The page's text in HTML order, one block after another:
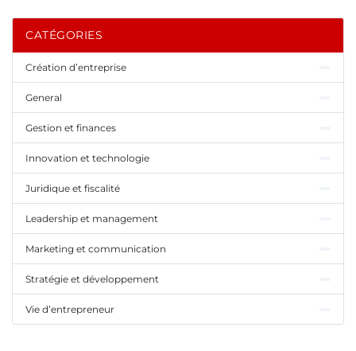
CATÉGORIES
Création d’entreprise
General
Gestion et finances
Innovation et technologie
Juridique et fiscalité
Leadership et management
Marketing et communication
Stratégie et développement
Vie d’entrepreneur